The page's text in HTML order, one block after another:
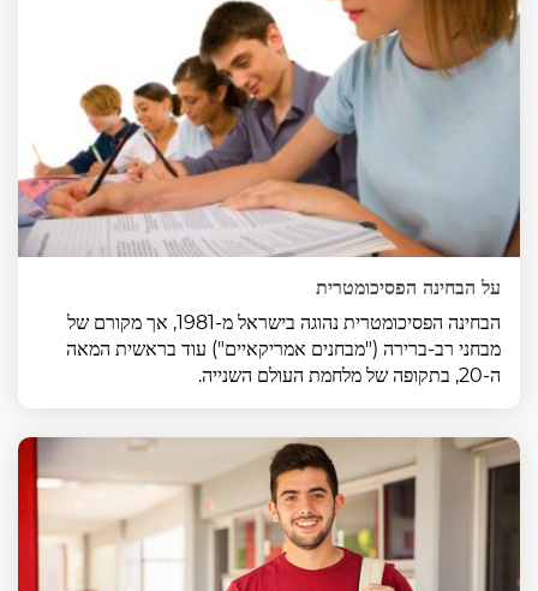
על הבחינה הפסיכומטרית
הבחינה הפסיכומטרית נהוגה בישראל מ-1981, אך מקורם של
מבחני רב-ברירה ("מבחנים אמריקאיים") עוד בראשית המאה
ה-20, בתקופה של מלחמת העולם השנייה.